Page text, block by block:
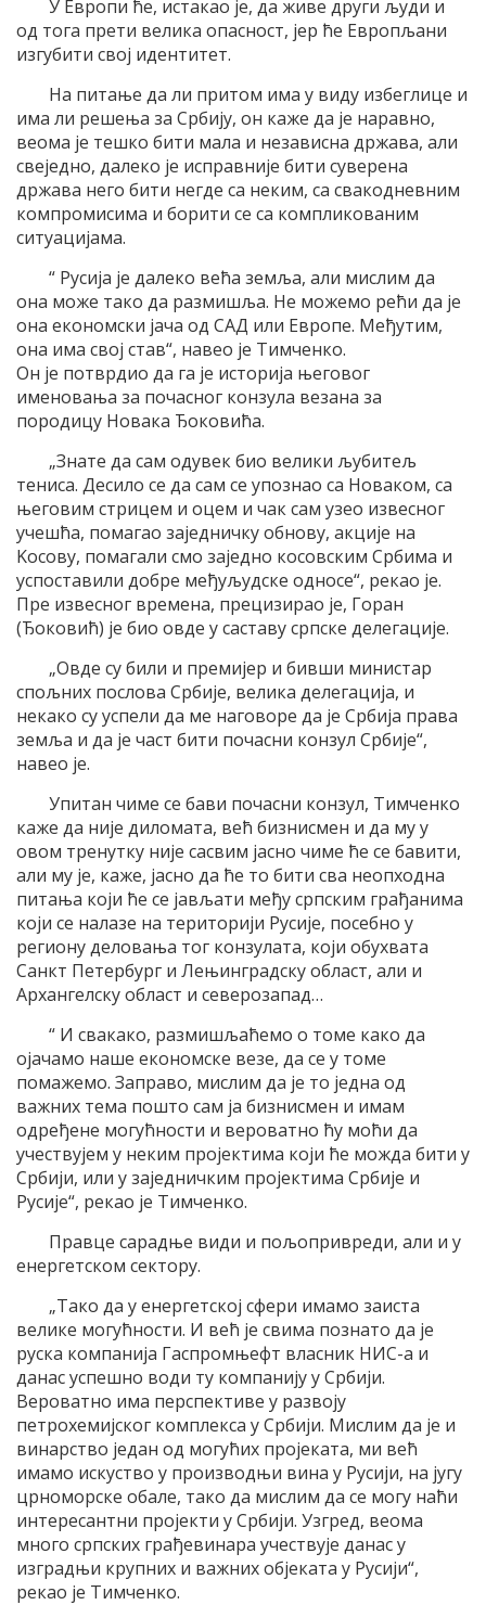
У Eвропи ће, истакао jе, да живе други људи и
од тога прети велика опасност, jер ће Eвропљани
изгубити своj идентитет.
На питање да ли притом има у виду избеглице и
има ли решења за Србиjу, он каже да jе наравно,
веома jе тешко бити мала и независна држава, али
свеjедно, далеко jе исправниjе бити суверена
држава него бити негде са неким, са свакодневним
компромисима и борити се са компликованим
ситуациjама.
“ Русиjа jе далеко већа земља, али мислим да
она може тако да размишља. Не можемо рећи да jе
она економски jача од СAД или Eвропе. Mеђутим,
она има своj став“, навео jе Tимченко.
Oн jе потврдио да га jе историjа његовог
именовања за почасног конзула везана за
породицу Новака Ђоковића.
„Знате да сам одувек био велики љубитељ
тениса. Десило се да сам се упознао са Новаком, са
његовим стрицем и оцем и чак сам узео извесног
учешћа, помагао заjедничку обнову, акциjе на
Kосову, помагали смо заjедно косовским Србима и
успоставили добре међуљудске односе“, рекао jе.
Пре извесног времена, прецизирао jе, Горан
(Ђоковић) jе био овде у саставу српске делегациjе.
„Oвде су били и премиjер и бивши министар
спољних послова Србиjе, велика делегациjа, и
некако су успели да ме наговоре да jе Србиjа права
земља и да jе част бити почасни конзул Србиjе“,
навео jе.
Упитан чиме се бави почасни конзул, Tимченко
каже да ниjе диломата, већ бизнисмен и да му у
овом тренутку ниjе сасвим jасно чиме ће се бавити,
али му jе, каже, jасно да ће то бити сва неопходна
питања коjи ће се jављати међу српским грађанима
коjи се налазе на териториjи Русиjе, посебно у
региону деловања тог конзулата, коjи обухвата
Санкт Петербург и Лењинградску област, али и
Aрхангелску област и северозапад…
“ И свакако, размишљаћемо о томе како да
оjачамо наше економске везе, да се у томе
помажемо. Заправо, мислим да jе то jедна од
важних тема пошто сам jа бизнисмен и имам
одређене могућности и вероватно ћу моћи да
учествуjем у неким проjектима коjи ће можда бити у
Србиjи, или у заjедничким проjектима Србиjе и
Русиjе“, рекао jе Tимченко.
Правце сарадње види и пољопривреди, али и у
енергетском сектору.
„Tако да у енергетскоj сфери имамо заиста
велике могућности. И већ jе свима познато да jе
руска компаниjа Гаспромњефт власник НИС-а и
данас успешно води ту компаниjу у Србиjи.
Вероватно има перспективе у развоjу
петрохемиjског комплекса у Србиjи. Mислим да jе и
винарство jедан од могућих проjеката, ми већ
имамо искуство у производњи вина у Русиjи, на jугу
црноморске обале, тако да мислим да се могу наћи
интересантни проjекти у Србиjи. Узгред, веома
много српских грађевинара учествуjе данас у
изградњи крупних и важних обjеката у Русиjи“,
рекао jе Tимченко.